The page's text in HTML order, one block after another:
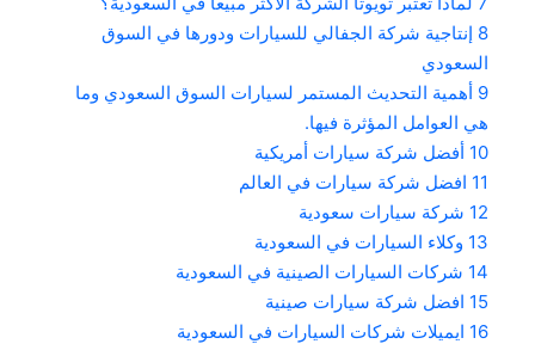
8 إنتاجية شركة الجفالي للسيارات ودورها في السوق
السعودي
9 أهمية التحديث المستمر لسيارات السوق السعودي وما
هي العوامل المؤثرة فيها.
10 أفضل شركة سيارات أمريكية
11 افضل شركة سيارات في العالم
12 شركة سيارات سعودية
13 وكلاء السيارات في السعودية
14 شركات السيارات الصينية في السعودية
15 افضل شركة سيارات صينية
16 ايميلات شركات السيارات في السعودية